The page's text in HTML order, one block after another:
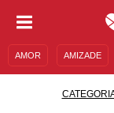
AMOR AMIZADE